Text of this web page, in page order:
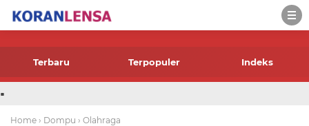
-->
Terbaru Terpopuler Indeks
.
Home › Dompu › Olahraga